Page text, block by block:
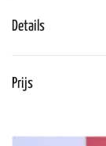
Details
Prijs